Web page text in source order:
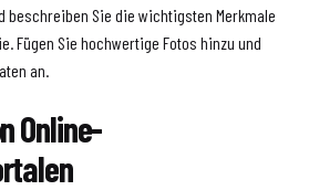
beschreiben Sie die wichtigsten Merkmale
Fügen Sie hochwertige Fotos hinzu und
an.
Online-